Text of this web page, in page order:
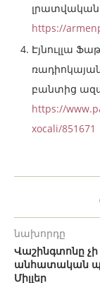
լրատվական
https://
Էյնուլլա
բանտից
https://
xocali/851671
նախորդը
Վաշինգտոնը
անհատական
Միլլեր